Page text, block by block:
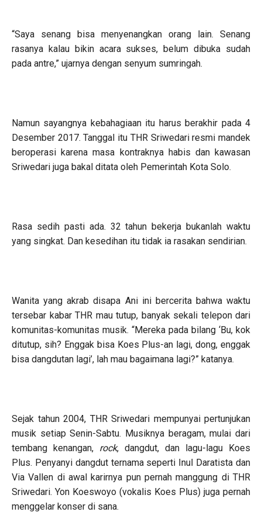
“Saya senang bisa menyenangkan orang lain. Senang
rasanya kalau bikin acara sukses, belum dibuka sudah
pada antre,” ujarnya dengan senyum sumringah.
Namun sayangnya kebahagiaan itu harus berakhir pada 4
Desember 2017. Tanggal itu THR Sriwedari resmi mandek
beroperasi karena masa kontraknya habis dan kawasan
Sriwedari juga bakal ditata oleh Pemerintah Kota Solo.
Rasa sedih pasti ada. 32 tahun bekerja bukanlah waktu
yang singkat. Dan kesedihan itu tidak ia rasakan sendirian.
Wanita yang akrab disapa Ani ini bercerita bahwa waktu
tersebar kabar THR mau tutup, banyak sekali telepon dari
komunitas-komunitas musik. “Mereka pada bilang ‘Bu, kok
ditutup, sih? Enggak bisa Koes Plus-an lagi, dong, enggak
bisa dangdutan lagi’, lah mau bagaimana lagi?” katanya.
Sejak tahun 2004, THR Sriwedari mempunyai pertunjukan
musik setiap Senin-Sabtu. Musiknya beragam, mulai dari
tembang kenangan, rock, dangdut, dan lagu-lagu Koes
Plus. Penyanyi dangdut ternama seperti Inul Daratista dan
Via Vallen di awal karirnya pun pernah manggung di THR
Sriwedari. Yon Koeswoyo (vokalis Koes Plus) juga pernah
menggelar konser di sana.